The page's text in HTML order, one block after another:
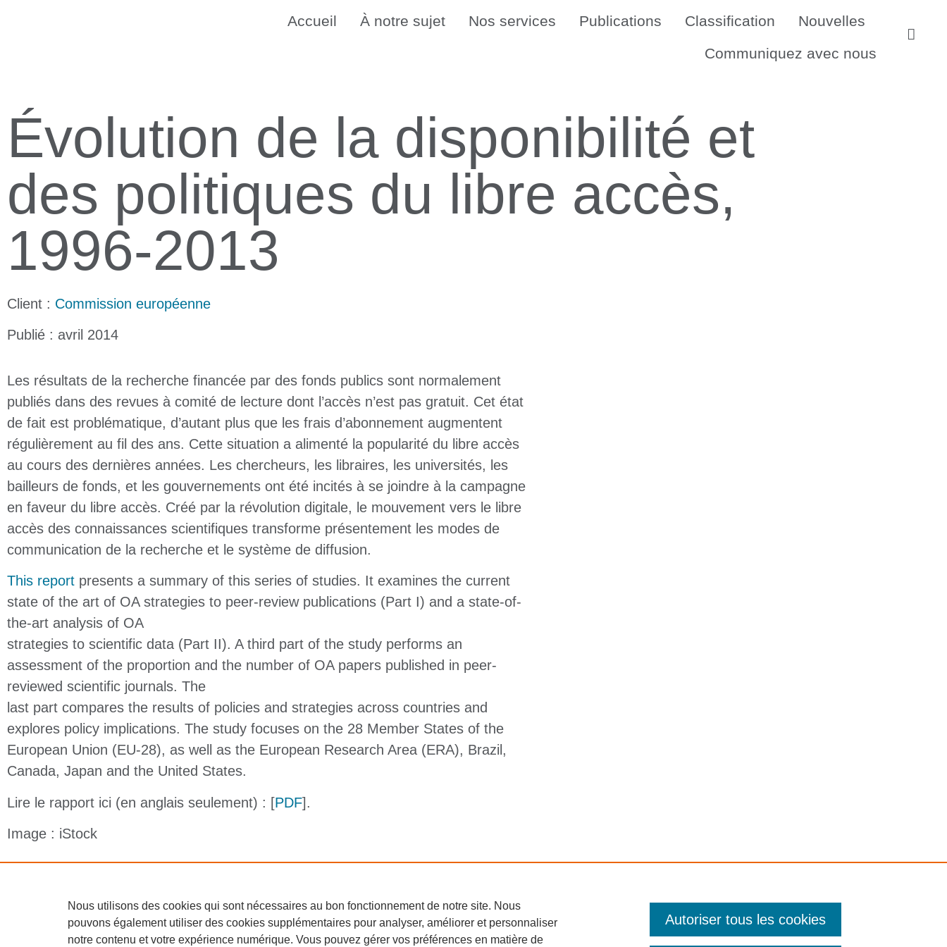
Accueil À notre sujet Nos services Publications Classification
Nouvelles
Communiquez avec nous
Évolution de la disponibilité et
des politiques du libre accès,
1996-2013
Client : Commission européenne
Publié : avril 2014
Les résultats de la recherche financée par des fonds publics sont normalement
publiés dans des revues à comité de lecture dont l’accès n’est pas gratuit. Cet état
de fait est problématique, d’autant plus que les frais d’abonnement augmentent
régulièrement au fil des ans. Cette situation a alimenté la popularité du libre accès
au cours des dernières années. Les chercheurs, les libraires, les universités, les
bailleurs de fonds, et les gouvernements ont été incités à se joindre à la campagne
en faveur du libre accès. Créé par la révolution digitale, le mouvement vers le libre
accès des connaissances scientifiques transforme présentement les modes de
communication de la recherche et le système de diffusion.
This report presents a summary of this series of studies. It examines the current
state of the art of OA strategies to peer-review publications (Part I) and a state-of-
the-art analysis of OA
strategies to scientific data (Part II). A third part of the study performs an
assessment of the proportion and the number of OA papers published in peer-
reviewed scientific journals. The
last part compares the results of policies and strategies across countries and
explores policy implications. The study focuses on the 28 Member States of the
European Union (EU-28), as well as the European Research Area (ERA), Brazil,
Canada, Japan and the United States.
Lire le rapport ici (en anglais seulement) : [PDF].
Image : iStock
Copyright © 2026 Elsevier Canada Inc., its
licensors and contributors. All rights are reserved,
including those for text and data mining, AI
Conditions d'utilisation Politique de confidentialité
Nous utilisons des cookies qui sont nécessaires au bon fonctionnement de notre site. Nous
pouvons également utiliser des cookies supplémentaires pour analyser, améliorer et personnaliser
notre contenu et votre expérience numérique. Vous pouvez gérer vos préférences en matière de
Autoriser tous les cookies